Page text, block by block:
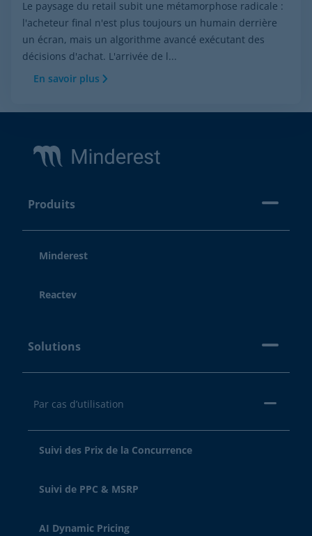
Le paysage du retail subit une métamorphose radicale :
l'acheteur final n'est plus toujours un humain derrière
un écran, mais un algorithme avancé exécutant des
décisions d'achat. L'arrivée de l...
En savoir plus
Produits
Minderest
Reactev
Solutions
Par cas d’utilisation
Suivi des Prix de la Concurrence
Suivi de PPC & MSRP
AI Dynamic Pricing